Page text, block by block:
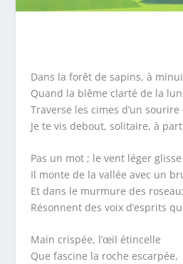
Dans la forêt de sapins, à
Quand la blême clarté de la
Traverse les cimes d’un
Je te vis debout, solitaire, à
Pas un mot ; le vent léger
Il monte de la vallée avec un
Et dans le murmure des
Résonnent des voix d’esprits
Main crispée, l’œil étincelle
Que fascine la roche escarpée,